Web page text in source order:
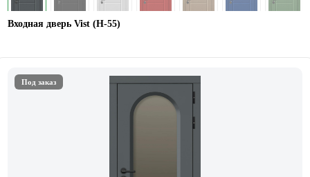
Входная дверь Vist (Н-55)
Под заказ